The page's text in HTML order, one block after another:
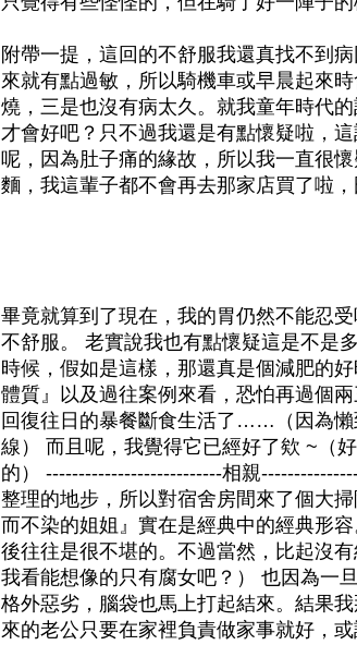
附帶一提，這回的不舒服我還真找不到
來就有點過敏，所以騎機車或早晨起來
燒，三是也沒有病太久。就我童年時代
才會好吧？只不過我還是有點懷疑啦，
呢，因為肚子痛的緣故，所以我一直很
麵，我這輩子都不會再去那家店買了啦，
畢竟就算到了現在，我的胃仍然不能忍
不舒服。 老實說我也有點懷疑這是不是
時候，假如是這樣，那還真是個減肥的
體質』以及過往案例來看，恐怕再過個
回復往日的暴餐斷食生活了……（因為
線） 而且呢，我覺得它已經好了欸 ~（
的） ---------------------------相親
整理的地步，所以對宿舍房間來了個大
而不染的姐姐』實在是經典中的經典形
後往往是很不堪的。不過當然，比起沒
我看能想像的只有腐女吧？） 也因為一
格外惡劣，腦袋也馬上打起結來。結果
來的老公只要在家裡負責做家事就好，